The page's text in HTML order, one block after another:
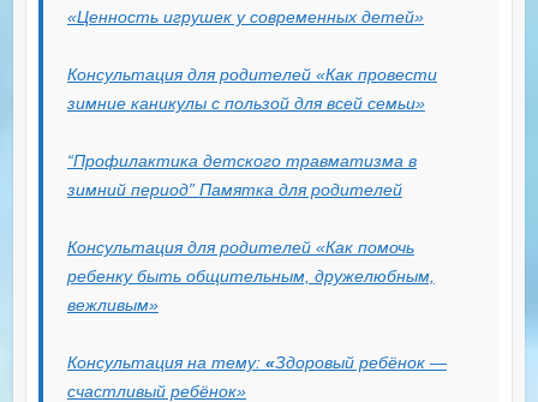
«Ценность игрушек у современных детей»
Консультация для родителей «Как провести
зимние каникулы с пользой для всей семьи»
“Профилактика детского травматизма в
зимний период” Памятка для родителей
Консультация для родителей «Как помочь
ребенку быть общительным, дружелюбным,
вежливым»
Консультация на тему: «Здоровый ребёнок —
счастливый ребёнок»